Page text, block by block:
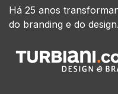
Há 25 anos
do branding e do design.